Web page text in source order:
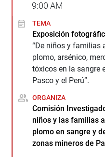
9:00 AM
TEMA
Exposición
“De niños y familias
plomo, arsénico,
tóxicos en la sangre
Pasco y el Perú”.
ORGANIZA
Comisión
niños y las familias
plomo en sangre y
zonas mineros de